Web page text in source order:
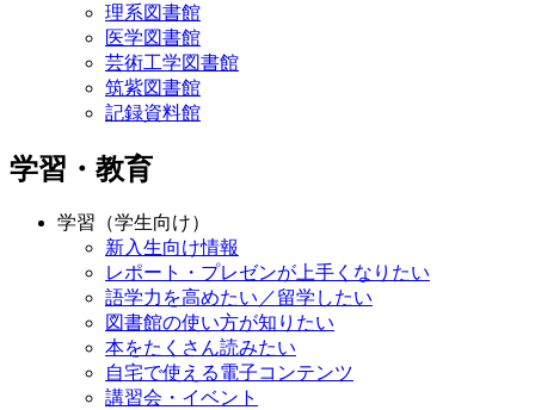
理系図書館
医学図書館
芸術工学図書館
筑紫図書館
記録資料館
学習・教育
学習（学生向け）
新入生向け情報
レポート・プレゼンが上手くなりたい
語学力を高めたい／留学したい
図書館の使い方が知りたい
本をたくさん読みたい
自宅で使える電子コンテンツ
講習会・イベント